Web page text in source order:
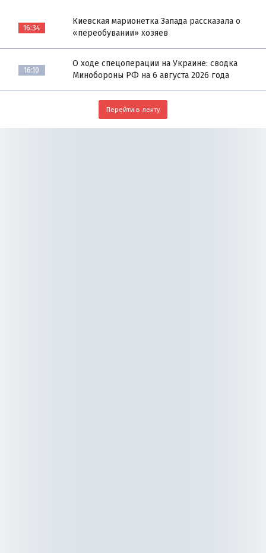
16:34
Киевская марионетка Запада рассказала о
«переобувании» хозяев
16:10
О ходе спецоперации на Украине: сводка
Минобороны РФ на 6 августа 2026 года
Перейти в ленту